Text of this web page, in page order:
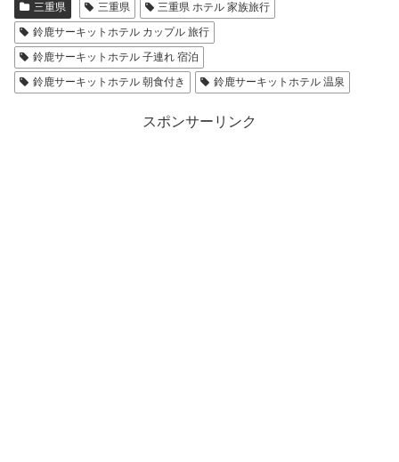
三重県 三重県
三重県 ホテル 家族旅行
鈴鹿サーキットホテル カップル 旅行
鈴鹿サーキットホテル 子連れ 宿泊
鈴鹿サーキットホテル 朝食付き
鈴鹿サーキットホテル 温泉
スポンサーリンク